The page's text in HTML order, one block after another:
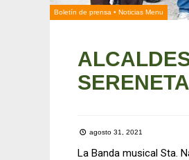
Boletín de prensa • Noticias Menu
agosto 31, 2021
La Banda musical Sta.